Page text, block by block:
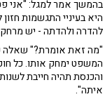
בהמשך אמר למגל: "אני
היא בעיניי התגשמות
להדרה ולהדתה - יש מרחק
"מה זאת אומרת?" שאלה
המשפט ימחק אותו. כל
והכנסת תהיה חייבת
איתה".